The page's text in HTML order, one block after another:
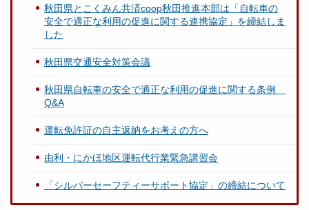
秋田県とこくみん共済coop秋田推進本部は「自転車の
安全で適正な利用の促進に関する連携協定」を締結しま
した
秋田県交通安全対策会議
秋田県自転車の安全で適正な利用の促進に関する条例
Q&A
運転免許証の自主返納をお考えの方へ
由利・にかほ地区運転代行業緊急講習会
「シルバーセーフティーサポート協定」の締結について